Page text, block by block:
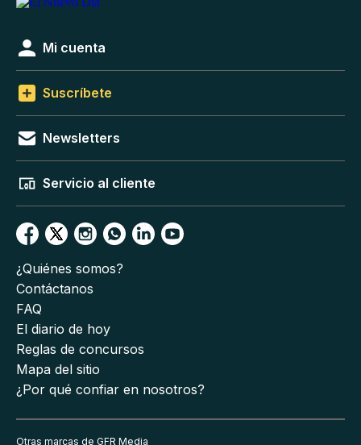
Mi cuenta
Suscríbete
Newsletters
Servicio al cliente
¿Quiénes somos?
Contáctanos
FAQ
El diario de hoy
Reglas de concursos
Mapa del sitio
¿Por qué confiar en nosotros?
Otras marcas de GFR Media